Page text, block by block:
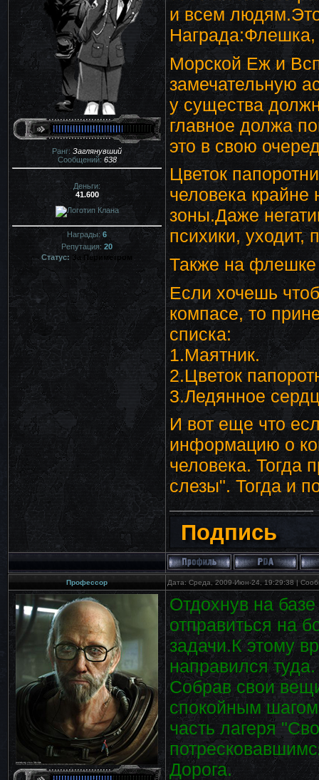
Ранг: Заглянувший
Сообщений:638
Деньги:
41.600
Награды:6
Репутация: 20
Статус: За Периметром
и всем
Морской Еж и
замечательную
у существа
главное должа
это в свою
Цветок
человека крайне
зоны.Даже
психики, уходит,
Также на
Если хочешь
компасе, то
списка:
1.Маятник.
2.Цветок
3.Ледянное
И вот еще что
информацию о
человека. Тогда
слезы". Тогда и
Подпись
Профессор Дата: Среда, 2009-Июн-24, 19:29:38 |
Отдохнув на
отправиться на
задачи.К этому
направился туда.
Собрав свои
спокойным
часть лагеря
Дорога.